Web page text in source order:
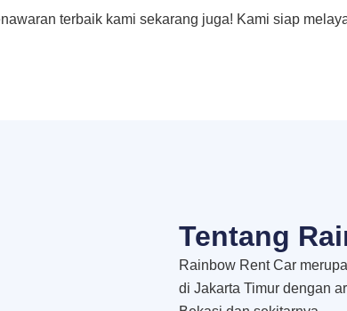
terbaik kami sekarang juga! Kami siap
Tentang
Rainbow Rent Car
di Jakarta Timur dengan